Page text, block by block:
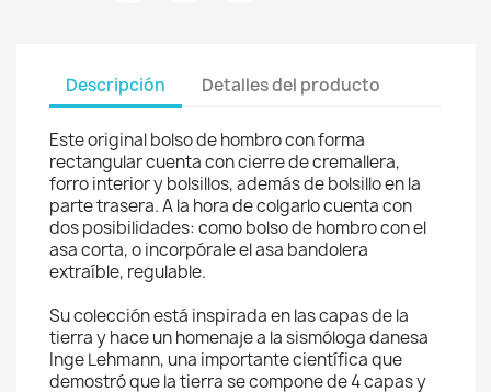
Descripción Detalles del producto
Este original bolso de hombro con forma
rectangular cuenta con cierre de cremallera,
forro interior y bolsillos, además de bolsillo en la
parte trasera. A la hora de colgarlo cuenta con
dos posibilidades: como bolso de hombro con el
asa corta, o incorpórale el asa bandolera
extraíble, regulable.
Su colección está inspirada en las capas de la
tierra y hace un homenaje a la sismóloga danesa
Inge Lehmann, una importante científica que
demostró que la tierra se compone de 4 capas y
Cancelar Crear lista de deseos